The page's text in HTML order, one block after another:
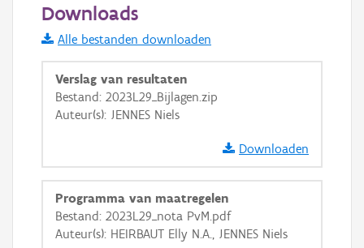
Informatie Vlaanderen
i
+ −
Basis Lagen
Downloads
Alle bestanden downloaden
Verslag van resultaten
Bestand: 2023L29_Bijlagen.zip
Auteur(s): JENNES Niels
Downloaden
Programma van maatregelen
Bestand: 2023L29_nota PvM.pdf
Auteur(s): HEIRBAUT Elly N.A., JENNES Niels